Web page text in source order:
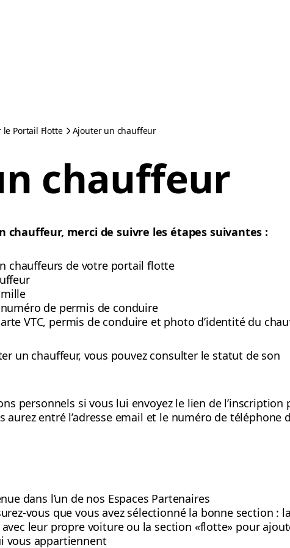
le Portail Flotte Ajouter un chauffeur
chauffeur
chauffeur, merci de suivre les étapes suivantes :
chauffeurs de votre portail flotte
de permis de conduire
VTC, permis de conduire et photo d’identité du
un chauffeur, vous pouvez consulter le statut de son
personnels si vous lui envoyez le lien de l’inscription
entré l’adresse email et le numéro de téléphone
dans l’un de nos Espaces Partenaires
vous que vous avez sélectionné la bonne section : la
leur propre voiture ou la section «flotte» pour
vous appartiennent